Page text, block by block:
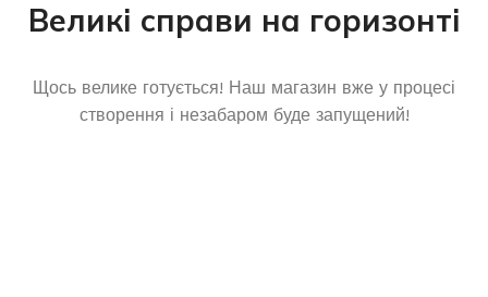
Великі справи на горизонті
Щось велике готується! Наш магазин вже у процесі
створення і незабаром буде запущений!